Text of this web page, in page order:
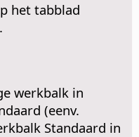
het tabblad
.
werkbalk in
(eenv.
Standaard in